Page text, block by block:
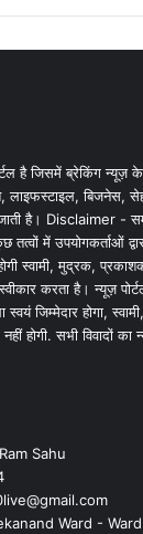
है जिसमें ब्रेकिंग न्यूज़
बिजनेस,
है। Disclaimer -
में उपयोगकर्ताओं
स्वामी, मुद्रक,
करता है। न्यूज़
स्वयं जिम्मेदार होगा,
नहीं होगी. सभी विवादों का
Sahu
Ward -